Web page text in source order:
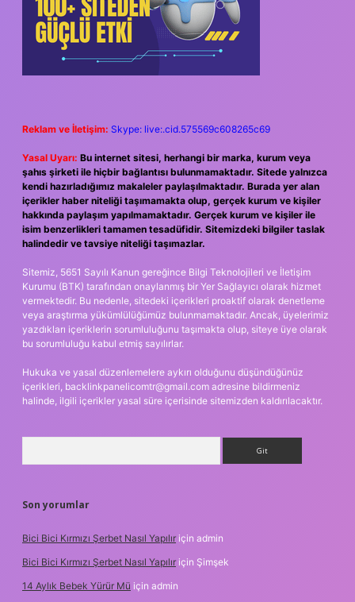
Reklam ve İletişim: Skype: live:.cid.575569c608265c69
Yasal Uyarı: Bu internet sitesi, herhangi bir marka, kurum veya
şahıs şirketi ile hiçbir bağlantısı bulunmamaktadır. Sitede yalnızca
kendi hazırladığımız makaleler paylaşılmaktadır. Burada yer alan
içerikler haber niteliği taşımamakta olup, gerçek kurum ve kişiler
hakkında paylaşım yapılmamaktadır. Gerçek kurum ve kişiler ile
isim benzerlikleri tamamen tesadüfidir. Sitemizdeki bilgiler taslak
halindedir ve tavsiye niteliği taşımazlar.
Sitemiz, 5651 Sayılı Kanun gereğince Bilgi Teknolojileri ve İletişim
Kurumu (BTK) tarafından onaylanmış bir Yer Sağlayıcı olarak hizmet
vermektedir. Bu nedenle, sitedeki içerikleri proaktif olarak denetleme
veya araştırma yükümlülüğümüz bulunmamaktadır. Ancak, üyelerimiz
yazdıkları içeriklerin sorumluluğunu taşımakta olup, siteye üye olarak
bu sorumluluğu kabul etmiş sayılırlar.
Hukuka ve yasal düzenlemelere aykırı olduğunu düşündüğünüz
içerikleri, backlinkpanelicomtr@gmail.com adresine bildirmeniz
halinde, ilgili içerikler yasal süre içerisinde sitemizden kaldırılacaktır.
Son yorumlar
Bici Bici Kırmızı Şerbet Nasıl Yapılır için admin
Bici Bici Kırmızı Şerbet Nasıl Yapılır için Şimşek
14 Aylık Bebek Yürür Mü için admin